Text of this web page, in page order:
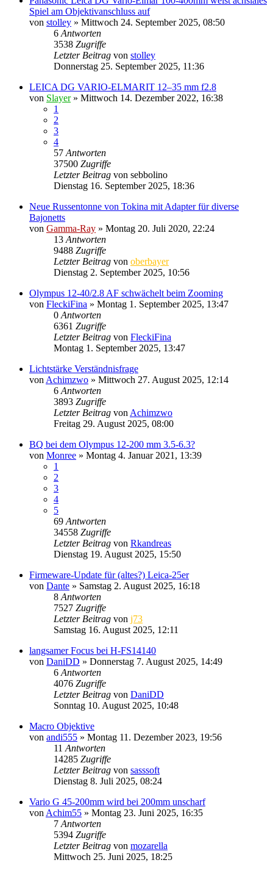
Spiel am Objektivanschluss auf
von stolley » Mittwoch 24. September 2025, 08:50
6 Antworten
3538 Zugriffe
Letzter Beitrag von stolley
Donnerstag 25. September 2025, 11:36
LEICA DG VARIO-ELMARIT 12–35 mm f2.8
von Slayer» Mittwoch 14. Dezember 2022, 16:38
1
2
3
4
57 Antworten
37500 Zugriffe
Letzter Beitrag von sebbolino
Dienstag 16. September 2025, 18:36
Neue Russentonne von Tokina mit Adapter für diverse
Bajonetts
von Gamma-Ray » Montag 20. Juli 2020, 22:24
13 Antworten
9488 Zugriffe
Letzter Beitrag von oberbayer
Dienstag 2. September 2025, 10:56
Olympus 12-40/2.8 AF schwächelt beim Zooming
von FleckiFina » Montag 1. September 2025, 13:47
0 Antworten
6361 Zugriffe
Letzter Beitrag von FleckiFina
Montag 1. September 2025, 13:47
Lichtstärke Verständnisfrage
von Achimzwo » Mittwoch 27. August 2025, 12:14
6 Antworten
3893 Zugriffe
Letzter Beitrag von Achimzwo
Freitag 29. August 2025, 08:00
BQ bei dem Olympus 12-200 mm 3.5-6.3?
von Monree » Montag 4. Januar 2021, 13:39
1
2
3
4
5
69 Antworten
34558 Zugriffe
Letzter Beitrag von Rkandreas
Dienstag 19. August 2025, 15:50
Firmeware-Update für (altes?) Leica-25er
von Dante » Samstag 2. August 2025, 16:18
8 Antworten
7527 Zugriffe
Letzter Beitrag von j73
Samstag 16. August 2025, 12:11
langsamer Focus bei H-FS14140
von DaniDD » Donnerstag 7. August 2025, 14:49
6 Antworten
4076 Zugriffe
Letzter Beitrag von DaniDD
Sonntag 10. August 2025, 10:48
Macro Objektive
von andi555 » Montag 11. Dezember 2023, 19:56
11 Antworten
14285 Zugriffe
Letzter Beitrag von sasssoft
Dienstag 8. Juli 2025, 08:24
Vario G 45-200mm wird bei 200mm unscharf
von Achim55 » Montag 23. Juni 2025, 16:35
7 Antworten
5394 Zugriffe
Letzter Beitrag von mozarella
Mittwoch 25. Juni 2025, 18:25